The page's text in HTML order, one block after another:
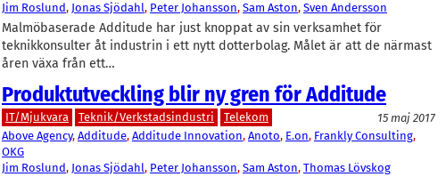
Jim Roslund, Jonas Sjödahl, Peter Johansson, Sam Aston, Sven Andersson
Malmöbaserade Additude har just knoppat av sin verksamhet för
teknikkonsulter åt industrin i ett nytt dotterbolag. Målet är att de närmast
åren växa från ett…
Produktutveckling blir ny gren för Additude
IT/Mjukvara Teknik/Verkstadsindustri Telekom
15 maj 2017
Above Agency, Additude, Additude Innovation, Anoto, E.on, Frankly Consulting
OKG
Jim Roslund, Jonas Sjödahl, Peter Johansson, Sam Aston, Thomas Lövskog